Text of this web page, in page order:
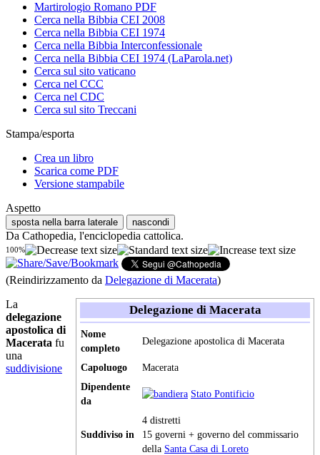
Martirologio Romano PDF
Cerca nella Bibbia CEI 2008
Cerca nella Bibbia CEI 1974
Cerca nella Bibbia Interconfessionale
Cerca nella Bibbia CEI 1974 (LaParola.net)
Cerca sul sito vaticano
Cerca nel CCC
Cerca nel CDC
Cerca sul sito Treccani
Stampa/esporta
Crea un libro
Scarica come PDF
Versione stampabile
Aspetto
sposta nella barra laterale nascondi
Da Cathopedia, l'enciclopedia cattolica.
100%
(Reindirizzamento da Delegazione di Macerata)
Delegazione di Macerata
Nome
completo
Delegazione apostolica di Macerata
Capoluogo
Macerata
Dipendente
da
Stato Pontificio
Suddiviso in
4 distretti
15 governi + governo del commissario
della Santa Casa di Loreto
La
delegazione
apostolica di
Macerata fu
una
suddivisione